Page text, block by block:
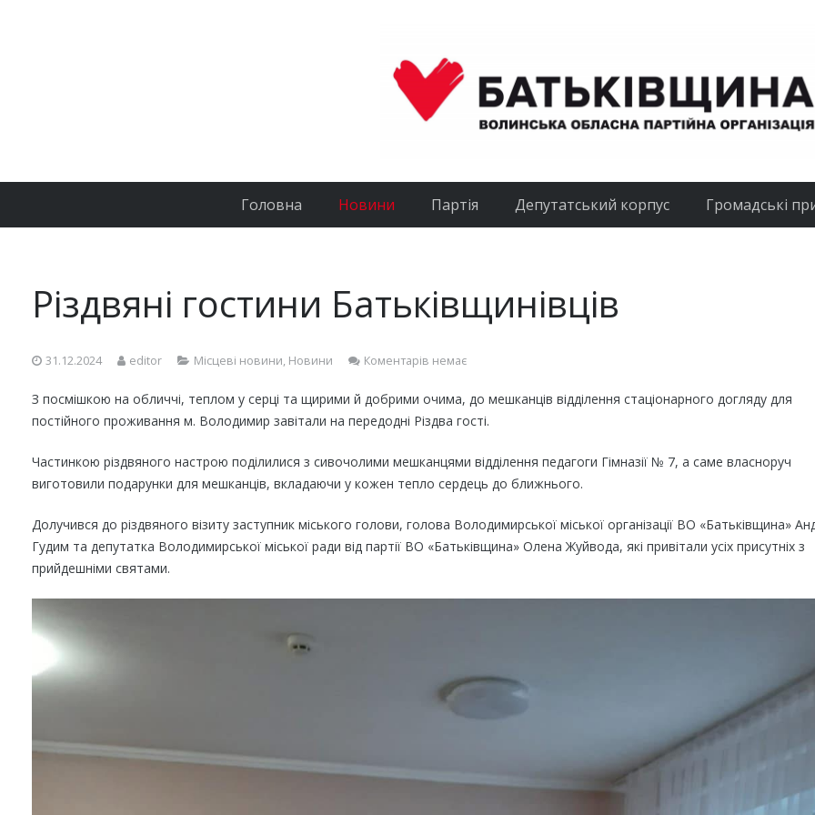
Головна Новини Партія Депутатський корпус Громадські
Різдвяні гостини Батьківщинівців
31.12.2024 editor Місцеві новини, Новини Коментарів немає
З посмішкою на обличчі, теплом у серці та щирими й добрими очима, до мешканців відділення стаціонарного догляду для
постійного проживання м. Володимир завітали на передодні Різдва гості.
Частинкою різдвяного настрою поділилися з сивочолими мешканцями відділення педагоги Гімназії № 7, а саме власноруч
виготовили подарунки для мешканців, вкладаючи у кожен тепло сердець до ближнього.
Долучився до різдвяного візиту заступник міського голови, голова Володимирської міської організації ВО «Батьківщина»
Гудим та депутатка Володимирської міської ради від партії ВО «Батьківщина» Олена Жуйвода, які привітали усіх присутніх з
прийдешніми святами.